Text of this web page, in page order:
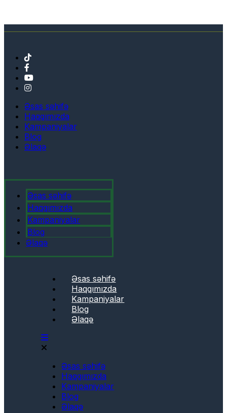
Əsas səhifə
Haqqımızda
Kampaniyalar
Blog
Əlaqə
Əsas səhifə
Haqqımızda
Kampaniyalar
Blog
Əlaqə
Əsas səhifə
Haqqımızda
Kampaniyalar
Blog
Əlaqə
Əsas səhifə
Haqqımızda
Kampaniyalar
Blog
Əlaqə